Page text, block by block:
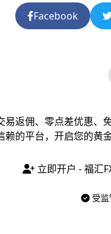
Facebook
返佣、零点差优惠、
的平台，开启您的黄金
立即开户 - 福汇
受